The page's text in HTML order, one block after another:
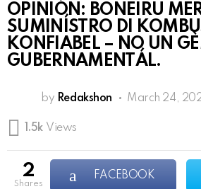
OPINIÓN: BONEIRU
SUMINÍSTRO DI
KONFIABEL – NO UN
GUBERNAMENTÁL.
by Redakshon March 24,
1.5k Views
2
shares
FACEBOOK